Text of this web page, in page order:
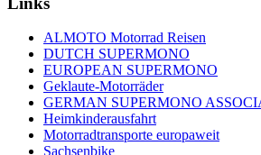
ALMOTO Motorrad Reisen
DUTCH SUPERMONO
EUROPEAN SUPERMONO
Geklaute-Motorräder
GERMAN SUPERMONO
Heimkinderausfahrt
Motorradtransporte europaweit
Sachsenbike